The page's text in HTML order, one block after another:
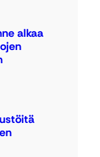
alkaa